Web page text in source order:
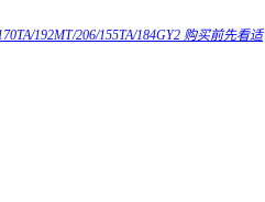
192MT/206/155TA/184GY2 购买前先看适